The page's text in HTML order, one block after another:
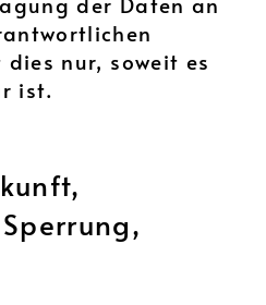
nur, soweit es
ist.